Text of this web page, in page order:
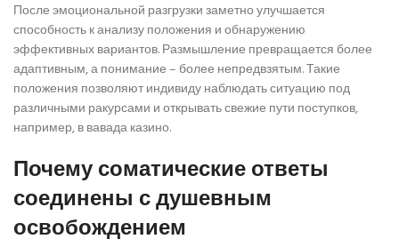
После эмоциональной разгрузки заметно улучшается
способность к анализу положения и обнаружению
эффективных вариантов. Размышление превращается более
адаптивным, а понимание – более непредвзятым. Такие
положения позволяют индивиду наблюдать ситуацию под
различными ракурсами и открывать свежие пути поступков,
например, в вавада казино.
Почему соматические ответы
соединены с душевным
освобождением